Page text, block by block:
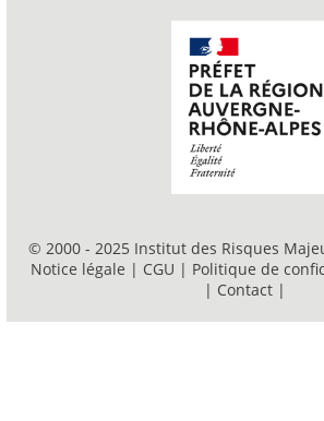
© 2000 - 2025 Institut des Risques
Notice légale | CGU | Politique de
| Contact |